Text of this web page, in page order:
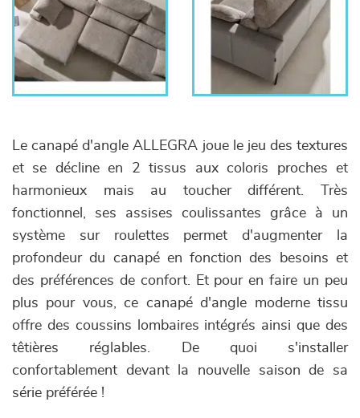
Le canapé d'angle ALLEGRA joue le jeu des textures
et se décline en 2 tissus aux coloris proches et
harmonieux mais au toucher différent. Très
fonctionnel, ses assises coulissantes grâce à un
système sur roulettes permet d'augmenter la
profondeur du canapé en fonction des besoins et
des préférences de confort. Et pour en faire un peu
plus pour vous, ce canapé d'angle moderne tissu
offre des coussins lombaires intégrés ainsi que des
têtières réglables. De quoi s'installer
confortablement devant la nouvelle saison de sa
série préférée !